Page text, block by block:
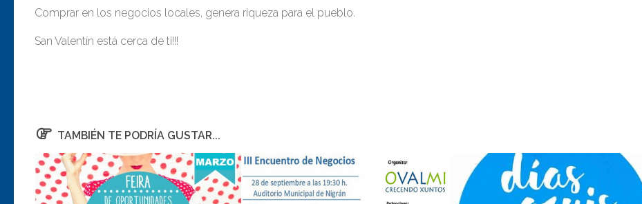
Comprar en los negocios locales, genera riqueza para el pueblo.
San Valentín está cerca de ti!!!
TAMBIÉN TE PODRÍA GUSTAR...